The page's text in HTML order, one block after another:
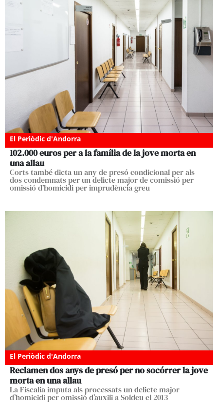
El Periòdic d'Andorra
102.000 euros per a la família de la jove morta en
una allau
Corts també dicta un any de presó condicional per als
dos condemnats per un delicte major de comissió per
omissió d’homicidi per imprudència greu
El Periòdic d'Andorra
Reclamen dos anys de presó per no socórrer la jove
morta en una allau
La Fiscalia imputa als processats un delicte major
d’homicidi per omissió d’auxili a Soldeu el 2013